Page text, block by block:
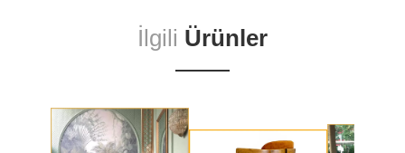
İlgili Ürünler